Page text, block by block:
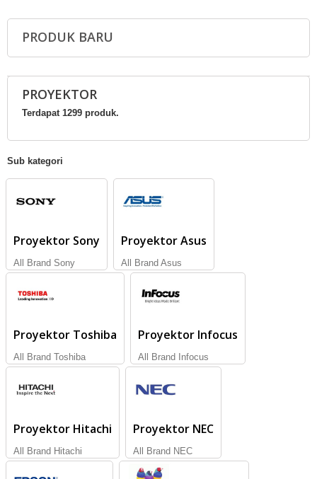
PRODUK BARU
PROYEKTOR
Terdapat 1299 produk.
Sub kategori
Proyektor Sony
All Brand Sony
Proyektor Asus
All Brand Asus
Proyektor Toshiba
All Brand Toshiba
Proyektor Infocus
All Brand Infocus
Proyektor Hitachi
All Brand Hitachi
Proyektor NEC
All Brand NEC